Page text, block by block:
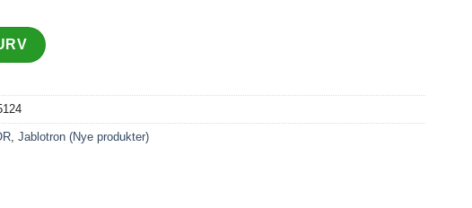
, Jablotron (Nye produkter)